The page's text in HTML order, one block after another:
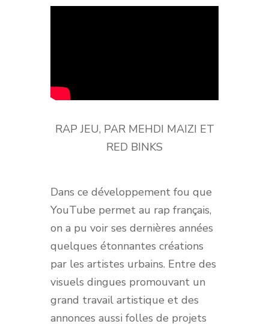
RAP JEU, PAR MEHDI MAIZI ET
RED BINKS
Dans ce développement fou que
YouTube permet au rap français,
on a pu voir ses dernières années
quelques étonnantes créations
par les artistes urbains. Entre des
visuels dingues promouvant un
grand travail artistique et des
annonces aussi folles de projets